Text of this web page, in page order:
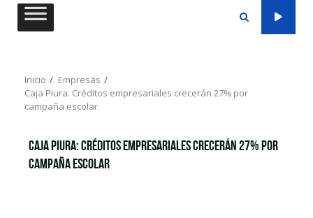
Saltar
Inicio
Empresas
Caja Piura: Créditos empresariales crecerán 27% por
campaña escolar
Caja Piura: Créditos empresariales crecerán 27% por
campaña escolar